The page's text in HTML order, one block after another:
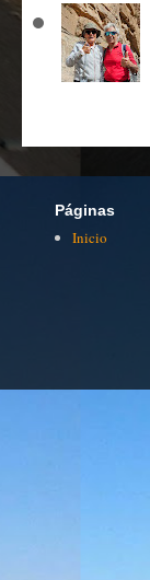
Páginas
Inicio